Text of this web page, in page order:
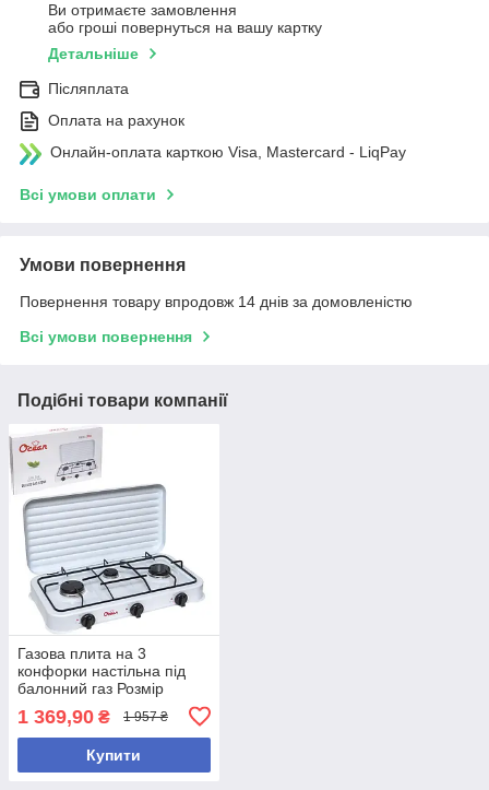
Ви отримаєте замовлення
або гроші повернуться на вашу картку
Детальніше
Післяплата
Оплата на рахунок
Онлайн-оплата карткою Visa, Mastercard - LiqPay
Всі умови оплати
Умови повернення
Повернення товару впродовж 14 днів за домовленістю
Всі умови повернення
Подібні товари компанії
Газова плита на 3
конфорки настільна під
балонний газ Розмір
1 369,90 ₴ 1 957 ₴
Купити